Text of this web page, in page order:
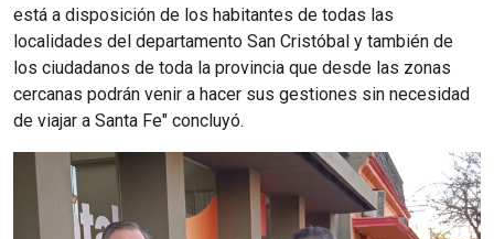
está a disposición de los habitantes de todas las
localidades del departamento San Cristóbal y también de
los ciudadanos de toda la provincia que desde las zonas
cercanas podrán venir a hacer sus gestiones sin necesidad
de viajar a Santa Fe" concluyó.